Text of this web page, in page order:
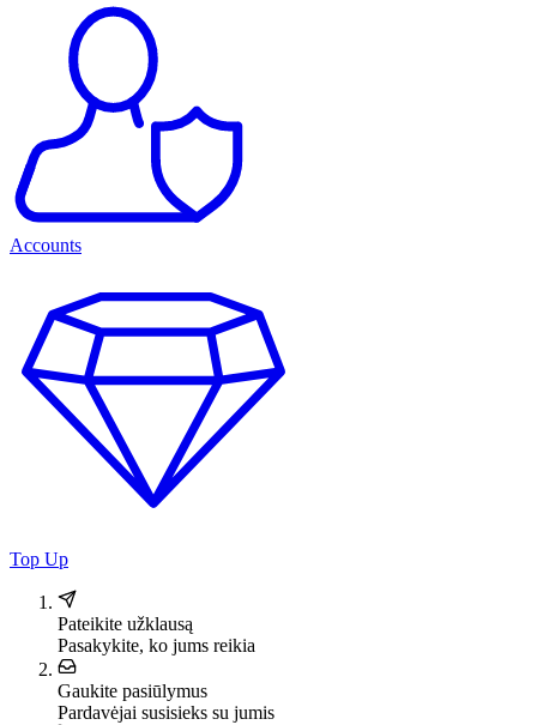
Accounts
Top Up
Pateikite užklausą
Pasakykite, ko jums reikia
Gaukite pasiūlymus
Pardavėjai susisieks su jumis